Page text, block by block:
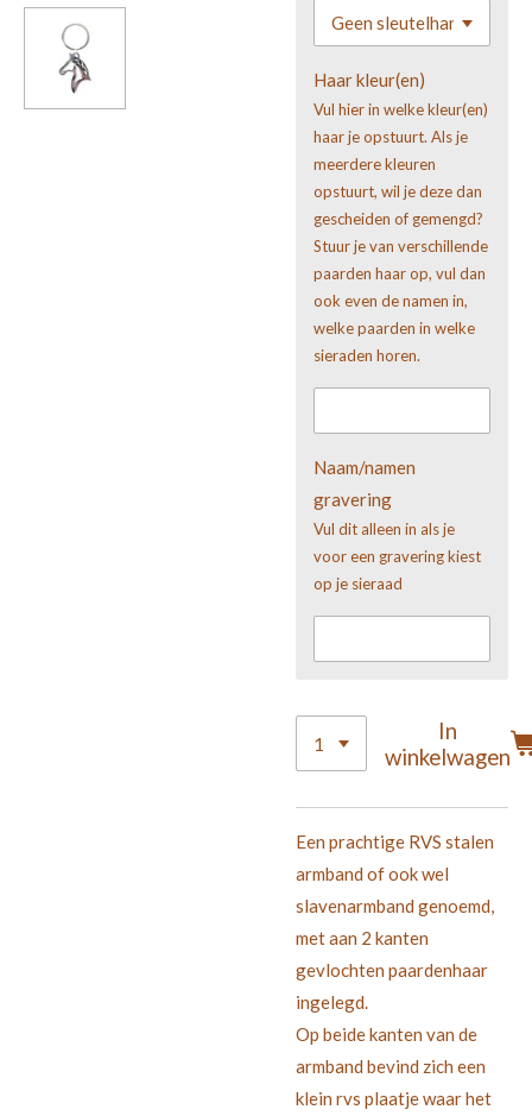
Haar kleur(en)
Vul hier in welke kleur(en)
haar je opstuurt. Als je
meerdere kleuren
opstuurt, wil je deze dan
gescheiden of gemengd?
Stuur je van verschillende
paarden haar op, vul dan
ook even de namen in,
welke paarden in welke
sieraden horen.
Naam/namen
gravering
Vul dit alleen in als je
voor een gravering kiest
op je sieraad
In
winkelwagen
Een prachtige RVS stalen
armband of ook wel
slavenarmband genoemd,
met aan 2 kanten
gevlochten paardenhaar
ingelegd.
Op beide kanten van de
armband bevind zich een
klein rvs plaatje waar het